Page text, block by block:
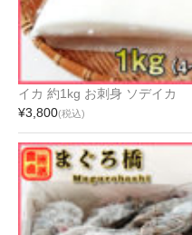
イカ 約1kg お刺身 ソデイカ
¥3,800(税込)